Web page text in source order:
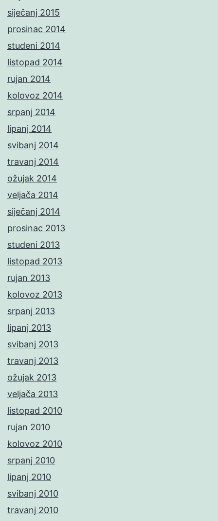
siječanj 2015
prosinac 2014
studeni 2014
listopad 2014
rujan 2014
kolovoz 2014
srpanj 2014
lipanj 2014
svibanj 2014
travanj 2014
ožujak 2014
veljača 2014
siječanj 2014
prosinac 2013
studeni 2013
listopad 2013
rujan 2013
kolovoz 2013
srpanj 2013
lipanj 2013
svibanj 2013
travanj 2013
ožujak 2013
veljača 2013
listopad 2010
rujan 2010
kolovoz 2010
srpanj 2010
lipanj 2010
svibanj 2010
travanj 2010